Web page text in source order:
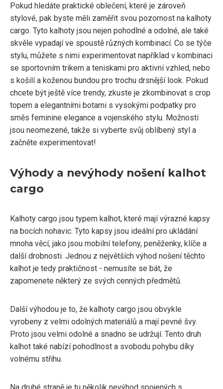
Pokud hledáte praktické oblečení, které je zároveň
stylové, pak byste měli zaměřit svou pozornost na kalhoty
cargo. Tyto kalhoty jsou nejen pohodlné a odolné, ale také
skvěle vypadají ve spoustě různých kombinací. Co se týče
stylu, můžete s nimi experimentovat například v kombinaci
se sportovním trikem a teniskami pro aktivní vzhled, nebo
s košilí a koženou bundou pro trochu drsnější look. Pokud
chcete být ještě více trendy, zkuste je zkombinovat s crop
topem a elegantními botami s vysokými podpatky pro
směs feminine elegance a vojenského stylu. Možnosti
jsou neomezené, takže si vyberte svůj oblíbený styl a
začněte experimentovat!
Výhody a nevýhody nošení kalhot
cargo
Kalhoty cargo jsou typem kalhot, které mají výrazné kapsy
na bocích nohavic. Tyto kapsy jsou ideální pro ukládání
mnoha věcí, jako jsou mobilní telefony, peněženky, klíče a
další drobnosti. Jednou z největších výhod nošení těchto
kalhot je tedy praktičnost - nemusíte se bát, že
zapomenete některý ze svých cenných předmětů.
Další výhodou je to, že kalhoty cargo jsou obvykle
vyrobeny z velmi odolných materiálů a mají pevné švy.
Proto jsou velmi odolné a snadno se udržují. Tento druh
kalhot také nabízí pohodlnost a svobodu pohybu díky
volnému střihu.